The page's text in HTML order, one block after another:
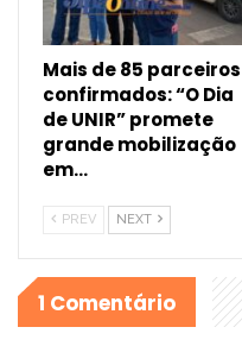
Mais de 85 parceiros
confirmados: “O Dia
de UNIR” promete
grande mobilização
em…
PREV NEXT
1 Comentário